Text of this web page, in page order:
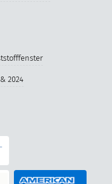
2024